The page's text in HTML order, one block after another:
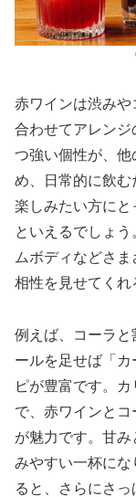
赤ワインは渋みや
合わせてアレン
つ強い個性が、他
め、日常的に飲
楽しみたい方に
といえるでしょ
ムボディなどさ
相性を見せてくれ
例えば、コーラと
ールを足せば「
ピが豊富です。
で、赤ワインと
が魅力です。甘
みやすい一杯にな
ると、さらにさ